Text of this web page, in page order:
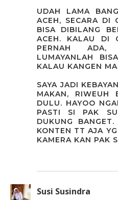
UDAH LAMA
ACEH, SECARA DI
BISA DIBILANG
ACEH. KALAU DI
PERNAH
LUMAYANLAH
KALAU KANGEN
SAYA JADI
MAKAN, RIWEUH
DULU. HAYOO
PASTI SI PAK
DUKUNG
KONTEN TT AJA
KAMERA KAN PAK
Susi Susindra